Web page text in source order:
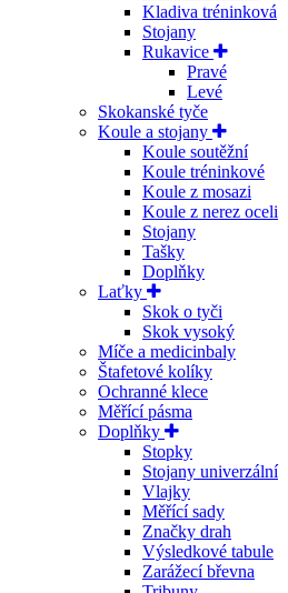
Kladiva tréninková
Stojany
Rukavice
Pravé
Levé
Skokanské tyče
Koule a stojany
Koule soutěžní
Koule tréninkové
Koule z mosazi
Koule z nerez oceli
Stojany
Tašky
Doplňky
Laťky
Skok o tyči
Skok vysoký
Míče a medicinbaly
Štafetové kolíky
Ochranné klece
Měřící pásma
Doplňky
Stopky
Stojany univerzální
Vlajky
Měřící sady
Značky drah
Výsledkové tabule
Zarážecí břevna